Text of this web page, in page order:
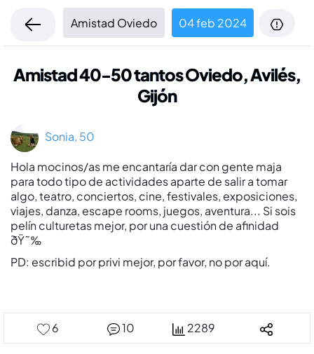
Amistad Oviedo 04 feb 2024
Amistad 40-50 tantos Oviedo, Avilés,
Gijón
Sonia, 50
Hola mocinos/as me encantarí­a dar con gente maja
para todo tipo de actividades aparte de salir a tomar
algo, teatro, conciertos, cine, festivales, exposiciones,
viajes, danza, escape rooms, juegos, aventura... Si sois
pelí­n culturetas mejor, por una cuestión de afinidad
ðŸ˜‰
PD: escribid por privi mejor, por favor, no por aquí­.
6 10 2289